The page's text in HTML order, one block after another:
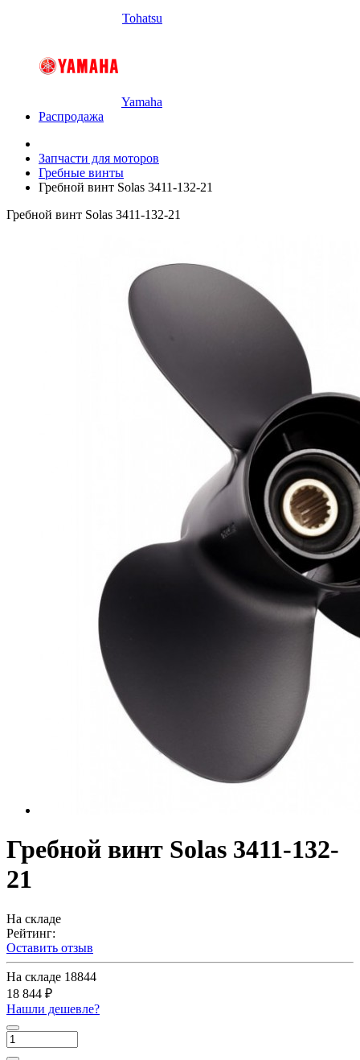
Tohatsu
Yamaha
Распродажа
Запчасти для моторов
Гребные винты
Гребной винт Solas 3411-132-21
Гребной винт Solas 3411-132-21
Гребной винт Solas 3411-132-
21
На складе
Рейтинг:
Оставить отзыв
На складе 18844
18 844 ₽
Нашли дешевле?